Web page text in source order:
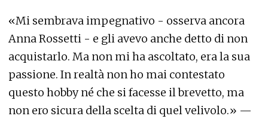
«Mi sembrava impegnativo - osserva ancora
Anna Rossetti - e gli avevo anche detto di non
acquistarlo. Ma non mi ha ascoltato, era la sua
passione. In realtà non ho mai contestato
questo hobby né che si facesse il brevetto, ma
non ero sicura della scelta di quel velivolo.» —